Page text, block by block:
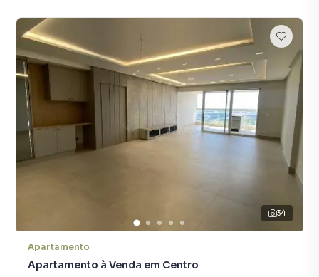
34
Apartamento
Apartamento à Venda em Centro